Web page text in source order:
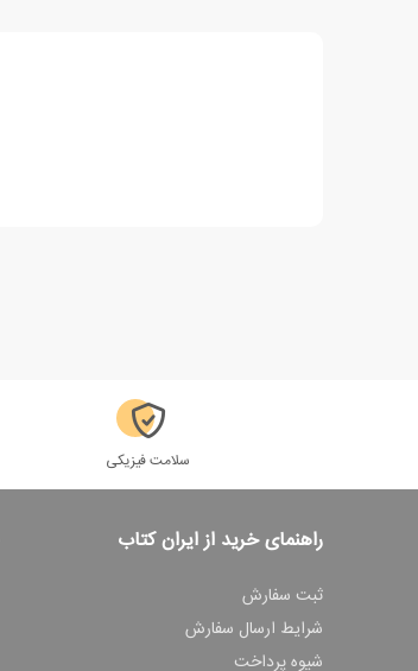
سلامت فیزیکی
راهنمای خرید از ایران کتاب
ثبت سفارش
شرایط ارسال سفارش
شیوه پرداخت